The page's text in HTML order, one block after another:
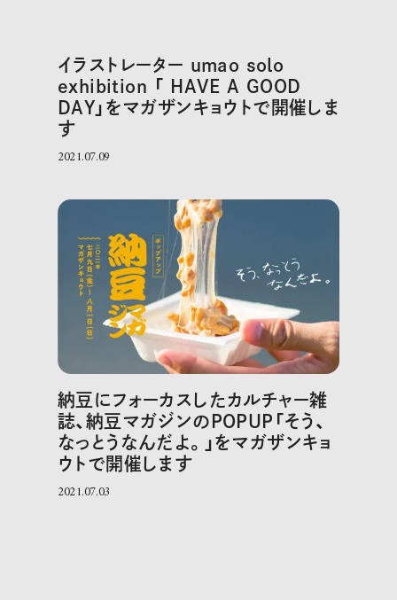
イラストレーター umao solo
exhibition 「 HAVE A GOOD
DAY」をマガザンキョウトで開催しま
す
2021.07.09
納豆にフォーカスしたカルチャー雑
誌、納豆マガジンのPOPUP「そう、
なっとうなんだよ。」をマガザンキョ
ウトで開催します
2021.07.03